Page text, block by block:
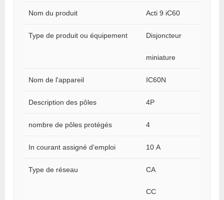
Nom du produit Acti 9 iC60
Type de produit ou équipement Disjoncteur
miniature
Nom de l'appareil IC60N
Description des pôles 4P
nombre de pôles protégés 4
In courant assigné d'emploi 10 A
Type de réseau CA
CC